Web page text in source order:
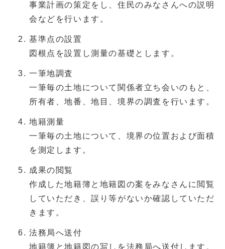
事業計画の策定をし、住民のみなさんへの説明
会などを行います。
基準点の設置
図根点を設置し測量の基礎とします。
一筆地調査
一筆毎の土地について関係者立ち会いのもと、
所有者、地番、地目、境界の調査を行います。
地籍測量
一筆毎の土地について、境界の位置および面積
を測定します。
成果の閲覧
作成した地籍簿と地籍図の案をみなさんに閲覧
していただき、誤り等がないか確認していただ
きます。
法務局へ送付
地籍簿と地籍図の写しを法務局へ送付します。